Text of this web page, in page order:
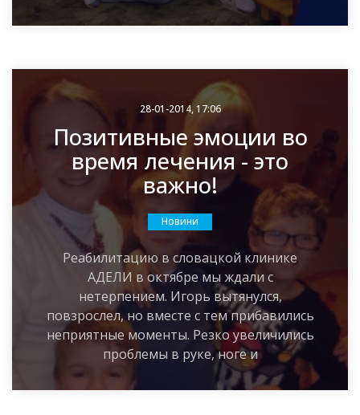
28-01-2014, 17:06
Позитивные эмоции во
время лечения - это
важно!
Новини
Реабилитацию в словацкой клинике
АДЕЛИ в октябре мы ждали с
нетерпением. Игорь вытянулся,
повзрослел, но вместе с тем прибавились
неприятные моменты. Резко увеличились
проблемы в руке, ноге и